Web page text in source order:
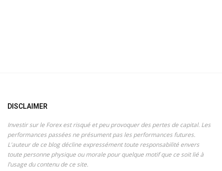
DISCLAIMER
Investir sur le Forex est risqué et peu provoquer des pertes de capital. Les
performances passées ne présument pas les performances futures.
L'auteur de ce blog décline expressément toute responsabilité envers
toute personne physique ou morale pour quelque motif que ce soit lié à
l’usage du contenu de ce site.